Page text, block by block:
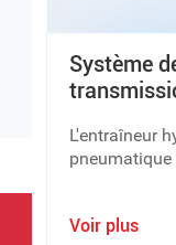
Système
L'entraîneur
Voir plus